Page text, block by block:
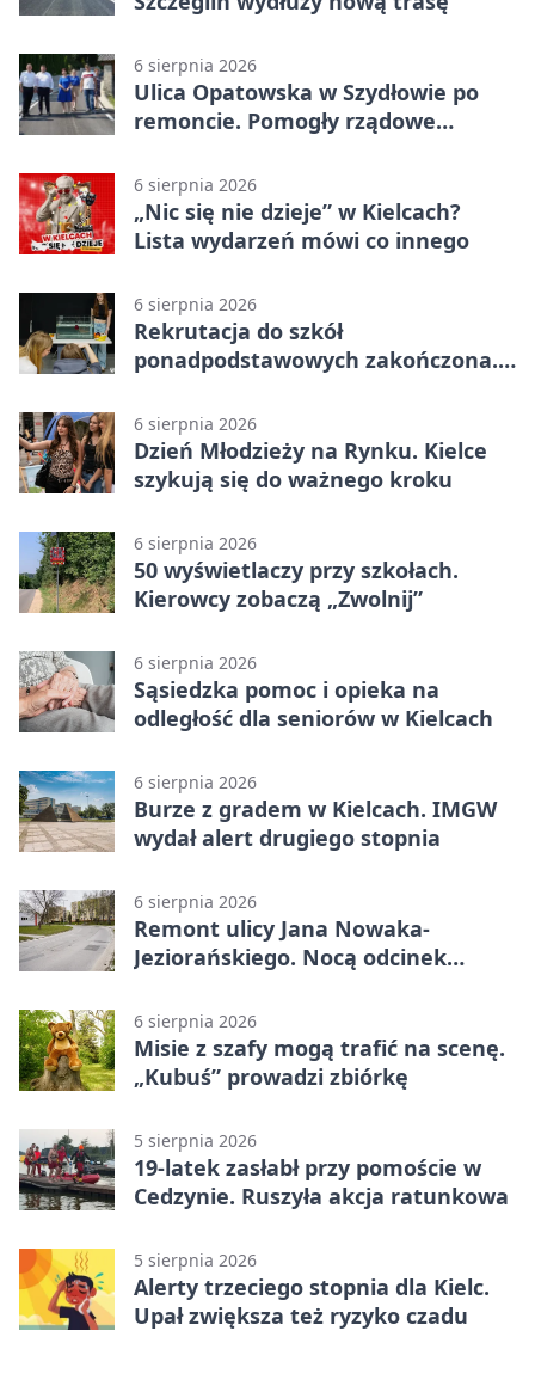
6 sierpnia 2026
Ulica Opatowska w Szydłowie po
remoncie. Pomogły rządowe
6 sierpnia 2026
„Nic się nie dzieje” w Kielcach?
Lista wydarzeń mówi co innego
6 sierpnia 2026
Rekrutacja do szkół
ponadpodstawowych zakończona.
6 sierpnia 2026
Dzień Młodzieży na Rynku. Kielce
szykują się do ważnego kroku
6 sierpnia 2026
50 wyświetlaczy przy szkołach.
Kierowcy zobaczą „Zwolnij”
6 sierpnia 2026
Sąsiedzka pomoc i opieka na
odległość dla seniorów w Kielcach
6 sierpnia 2026
Burze z gradem w Kielcach. IMGW
wydał alert drugiego stopnia
6 sierpnia 2026
Remont ulicy Jana Nowaka-
Jeziorańskiego. Nocą odcinek
6 sierpnia 2026
Misie z szafy mogą trafić na scenę.
„Kubuś” prowadzi zbiórkę
5 sierpnia 2026
19-latek zasłabł przy pomoście w
Cedzynie. Ruszyła akcja ratunkowa
5 sierpnia 2026
Alerty trzeciego stopnia dla Kielc.
Upał zwiększa też ryzyko czadu